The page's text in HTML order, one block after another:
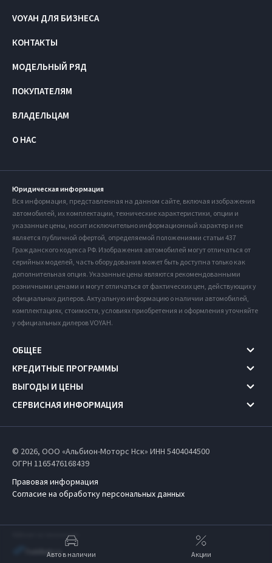
VOYAH ДЛЯ БИЗНЕСА
КОНТАКТЫ
МОДЕЛЬНЫЙ РЯД
ПОКУПАТЕЛЯМ
ВЛАДЕЛЬЦАМ
О НАС
Юридическая информация
Вся информация, представленная на данном сайте, включая изображения
автомобилей, их комплектации, технические характеристики, опции и
указанные цены, носит исключительно информационный характер и не
является публичной офертой, определяемой положениями статьи 437
Гражданского кодекса РФ. Изображения автомобилей могут отличаться от
серийных моделей, часть оборудования может быть доступна только как
дополнительная опция. Указанные цены являются рекомендованными
розничными ценами и могут отличаться от фактических цен, действующих у
официальных дилеров. Актуальную информацию о наличии автомобилей,
комплектациях, стоимости, условиях приобретения и оформления уточняйте
у официальных дилеров VOYAH.
ОБЩЕЕ
КРЕДИТНЫЕ ПРОГРАММЫ
ВЫГОДЫ И ЦЕНЫ
СЕРВИСНАЯ ИНФОРМАЦИЯ
© 2026, ООО «Альбион-Моторс Нск» ИНН 5404044500
ОГРН 1165476168439
Правовая информация
Согласие на обработку персональных данных
Работает на технологиях
Авто в наличии Акции